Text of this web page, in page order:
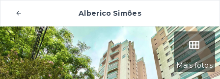
Alberico Simões
Mais fotos